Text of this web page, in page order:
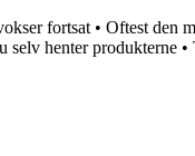
fortsat • Oftest den
selv henter produkterne •